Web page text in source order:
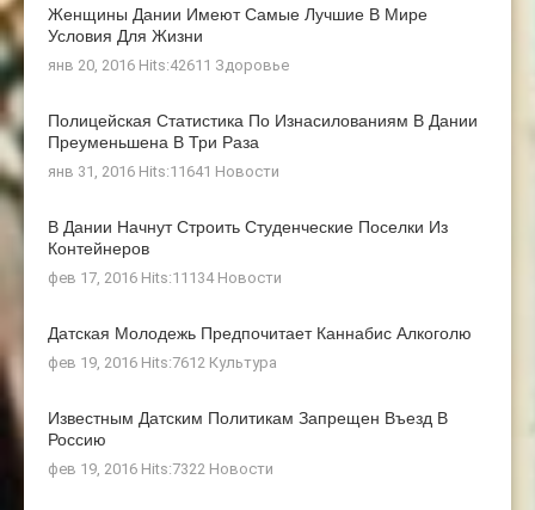
Женщины Дании Имеют Самые Лучшие В Мире
Условия Для Жизни
янв 20, 2016 Hits:42611 Здоровье
Полицейская Статистика По Изнасилованиям В Дании
Преуменьшена В Три Раза
янв 31, 2016 Hits:11641 Новости
В Дании Начнут Строить Студенческие Поселки Из
Контейнеров
фев 17, 2016 Hits:11134 Новости
Датская Молодежь Предпочитает Каннабис Алкоголю
фев 19, 2016 Hits:7612 Культура
Известным Датским Политикам Запрещен Въезд В
Россию
фев 19, 2016 Hits:7322 Новости